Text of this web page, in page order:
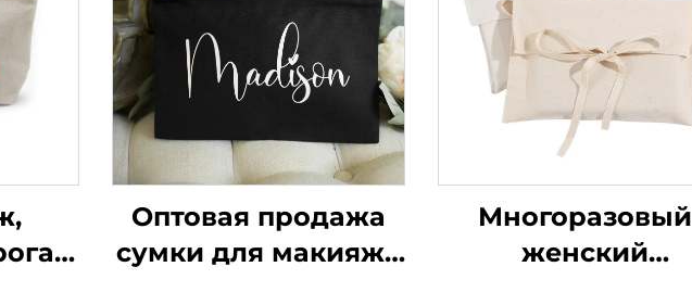
Оптовая продажа
сумки для макияжа
Многоразовый
женский